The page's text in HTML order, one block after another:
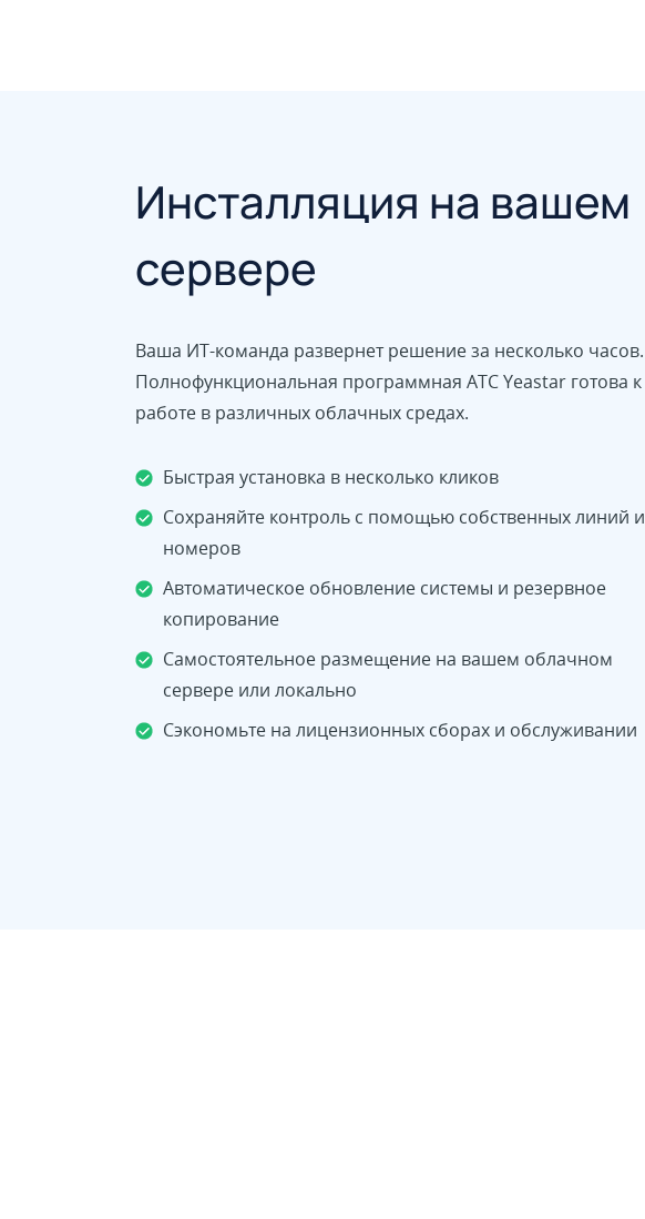
Инсталляция на вашем
сервере
Ваша ИТ-команда развернет решение за несколько часов.
Полнофункциональная программная АТС Yeastar готова к
работе в различных облачных средах.
Быстрая установка в несколько кликов
Сохраняйте контроль с помощью собственных линий и
номеров
Автоматическое обновление системы и резервное
копирование
Самостоятельное размещение на вашем облачном
сервере или локально
Сэкономьте на лицензионных сборах и обслуживании